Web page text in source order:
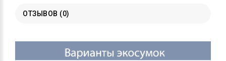
ОТЗЫВОВ (0)